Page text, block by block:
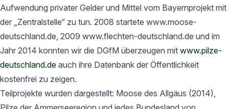
Aufwendung privater Gelder und Mittel vom Bayernprojekt mit
der „Zentralstelle“ zu tun. 2008 startete www.moose-
deutschland.de, 2009 www.flechten-deutschland.de und im
Jahr 2014 konnten wir die DGfM überzeugen mit www.pilze-
deutschland.de auch ihre Datenbank der Öffentlichkeit
kostenfrei zu zeigen.
Teilprojekte wurden dargestellt: Moose des Allgäus (2014),